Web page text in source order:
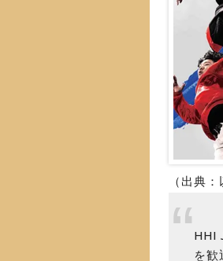
（出典
HHI
を歓